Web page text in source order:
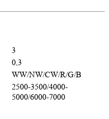
3
0,3
WW/NW/CW/R/G/B
2500-3500/4000-
5000/6000-7000